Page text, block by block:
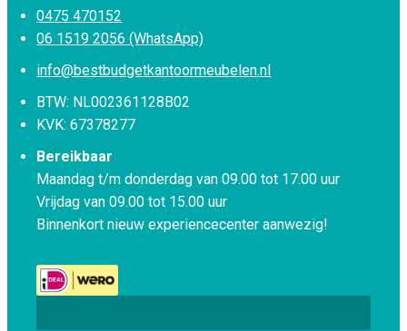
0475 470152
06 1519 2056 (WhatsApp)
info@bestbudgetkantoormeubelen.nl
BTW: NL002361128B02
KVK: 67378277
Bereikbaar
Maandag t/m donderdag van 09.00 tot 17.00 uur
Vrijdag van 09.00 tot 15.00 uur
Binnenkort nieuw experiencecenter aanwezig!